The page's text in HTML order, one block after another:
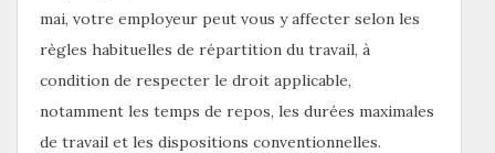
mai, votre employeur peut vous y affecter selon les
règles habituelles de répartition du travail, à
condition de respecter le droit applicable,
notamment les temps de repos, les durées maximales
de travail et les dispositions conventionnelles.